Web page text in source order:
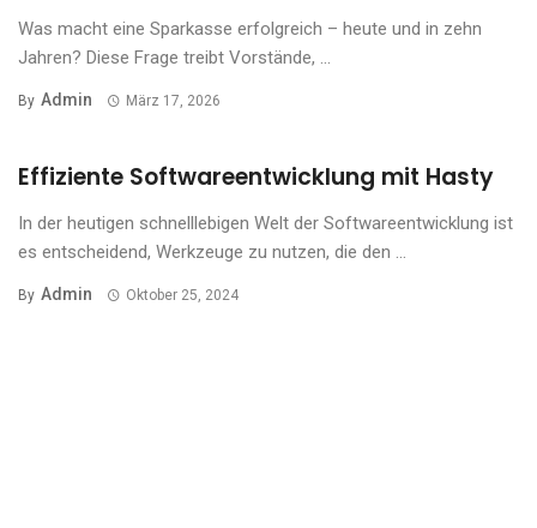
Was macht eine Sparkasse erfolgreich – heute und in zehn
Jahren? Diese Frage treibt Vorstände, ...
By Admin März 17, 2026
Effiziente Softwareentwicklung mit Hasty
In der heutigen schnelllebigen Welt der Softwareentwicklung ist
es entscheidend, Werkzeuge zu nutzen, die den ...
By Admin Oktober 25, 2024